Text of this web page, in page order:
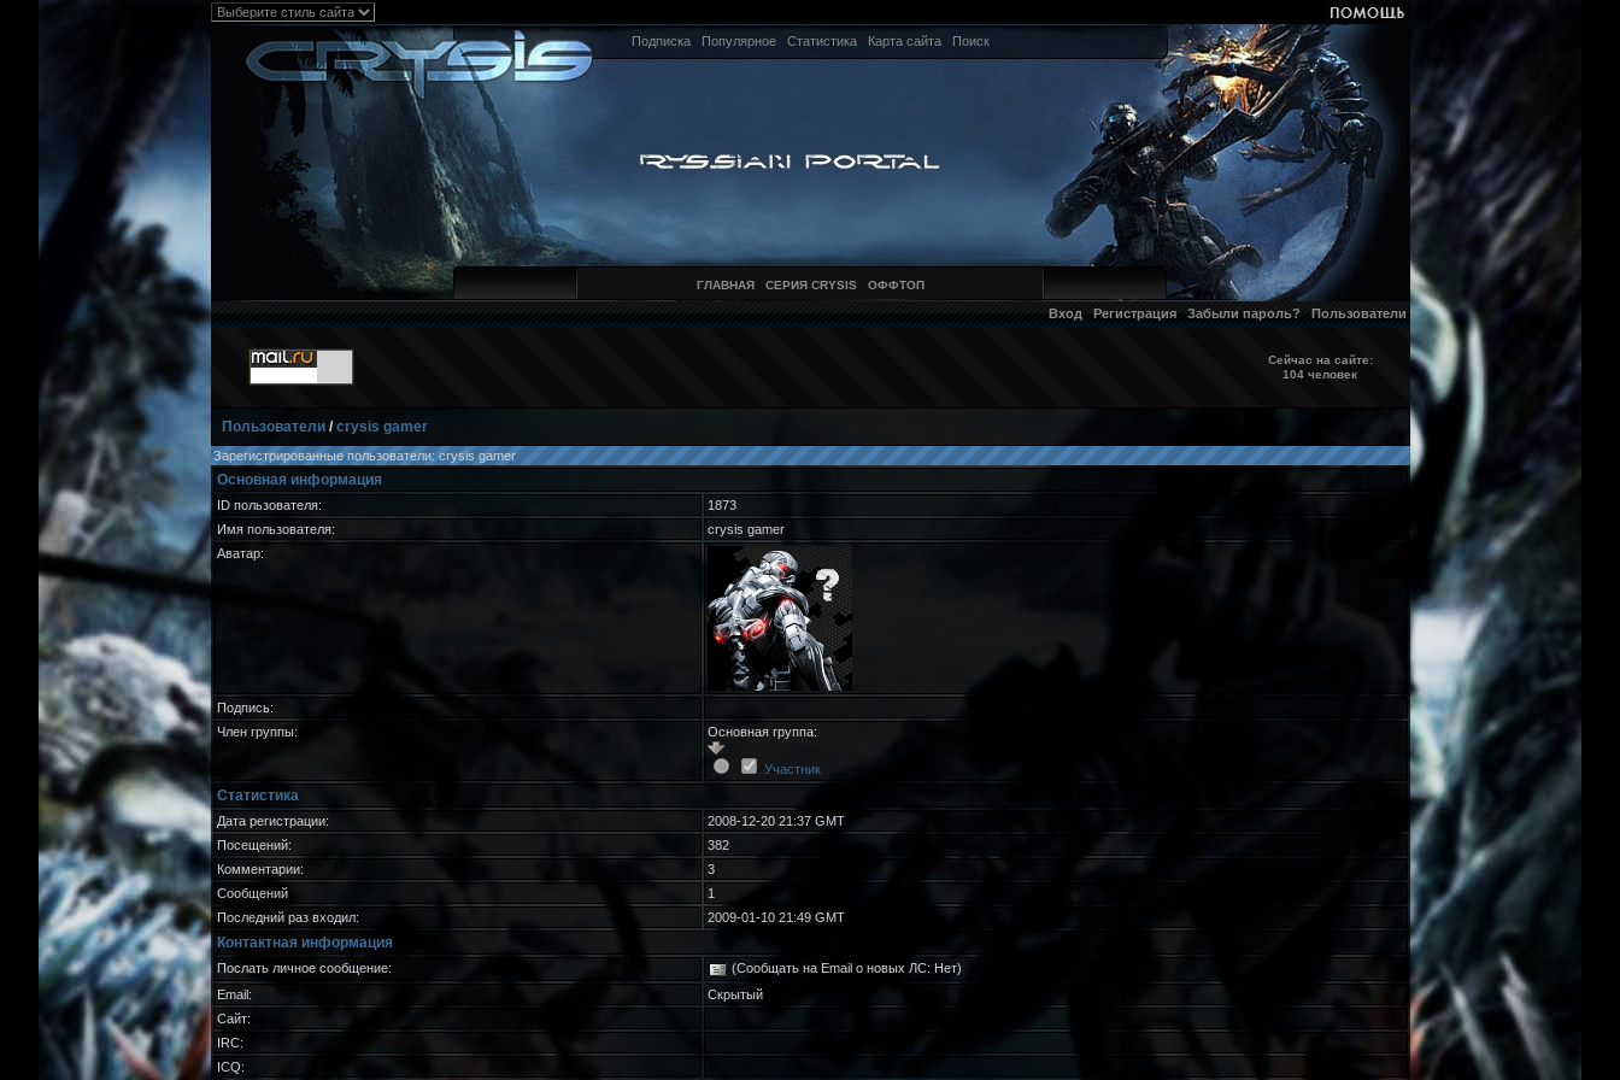
Подписка Популярное Статистика Карта сайта Поиск
ГЛАВНАЯ СЕРИЯ CRYSIS ОФФТОП
Вход Регистрация Забыли пароль? Пользователи
Сейчас на сайте:
104 человек
Пользователи/crysis gamer
Зарегистрированные пользователи: crysis gamer
Основная информация
ID пользователя:
1873
Имя пользователя:
crysis gamer
Аватар:
Подпись:
Член группы:
Основная группа:
Участник
Статистика
Дата регистрации:
2008-12-20 21:37 GMT
Посещений:
382
Комментарии:
3
Сообщений
1
Последний раз входил:
2009-01-10 21:49 GMT
Контактная информация
Послать личное сообщение:
(Сообщать на Email о новых ЛС: Нет)
Email:
Скрытый
Сайт:
IRC:
ICQ: